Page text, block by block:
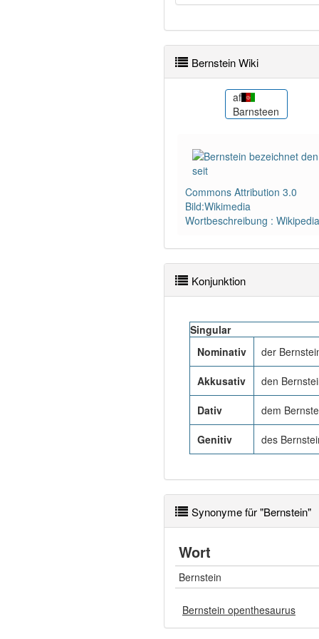
Bernstein Wiki
af
Barnsteen
Commons Attribution 3.0
Bild:Wikimedia
Wortbeschreibung : Wikipedia
Konjunktion
Singular
Nominativ
der
Akkusativ den
Dativ dem
Genitiv des
Synonyme für "Bernstein"
Wort
Bernstein
Bernstein openthesaurus